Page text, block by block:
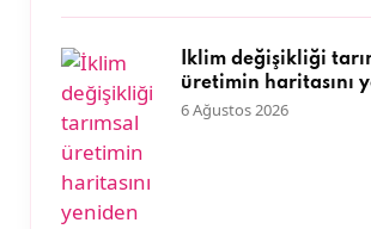
İklim değişikliği
üretimin haritasını
çiziyor
6 Ağustos 2026